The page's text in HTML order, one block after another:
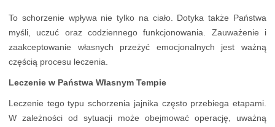
To schorzenie wpływa nie tylko na ciało. Dotyka także Państwa
myśli, uczuć oraz codziennego funkcjonowania. Zauważenie i
zaakceptowanie własnych przeżyć emocjonalnych jest ważną
częścią procesu leczenia.
Leczenie w Państwa Własnym Tempie
Leczenie tego typu schorzenia jajnika często przebiega etapami.
W zależności od sytuacji może obejmować operację, uważną